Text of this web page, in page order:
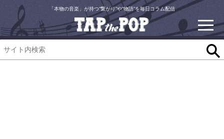
「本物の音楽」が持つ“繋がり”や“物語”を毎日コラム配信